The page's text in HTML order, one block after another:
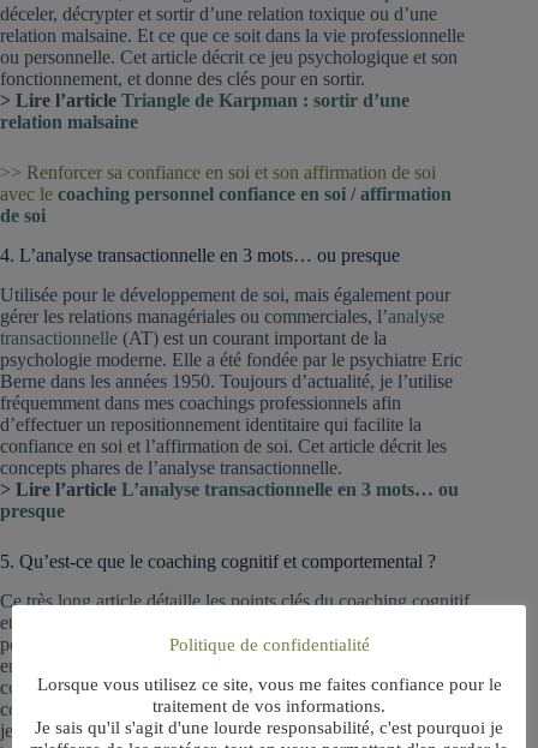
déceler, décrypter et sortir d’une relation toxique ou d’une
relation malsaine. Et ce que ce soit dans la vie professionnelle
ou personnelle. Cet article décrit ce jeu psychologique et son
fonctionnement, et donne des clés pour en sortir.
> Lire l’article Triangle de Karpman : sortir d’une
relation malsaine
>> Renforcer sa confiance en soi et son affirmation de soi
avec le coaching personnel confiance en soi / affirmation
de soi
4. L’analyse transactionnelle en 3 mots… ou presque
Utilisée pour le développement de soi, mais également pour
gérer les relations managériales ou commerciales, l’analyse
transactionnelle (AT) est un courant important de la
psychologie moderne. Elle a été fondée par le psychiatre Eric
Berne dans les années 1950. Toujours d’actualité, je l’utilise
fréquemment dans mes coachings professionnels afin
d’effectuer un repositionnement identitaire qui facilite la
confiance en soi et l’affirmation de soi. Cet article décrit les
concepts phares de l’analyse transactionnelle.
> Lire l’article L’analyse transactionnelle en 3 mots… ou
presque
5. Qu’est-ce que le coaching cognitif et comportemental ?
Ce très long article détaille les points clés du coaching cognitif
et comportemental, qui permet d’identifier et de modifier nos
pensées contreproductives, nos émotions difficiles et
envahissantes, nos croyances limitantes ainsi que nos
comportements contreproductifs et inappropriés. Le coaching
cognitif et comportemental est un courant decoaching
je suis formé et que je pratique.
Politique de confidentialité
Lorsque vous utilisez ce site, vous me faites confiance pour le
traitement de vos informations.
Je sais qu'il s'agit d'une lourde responsabilité, c'est pourquoi je